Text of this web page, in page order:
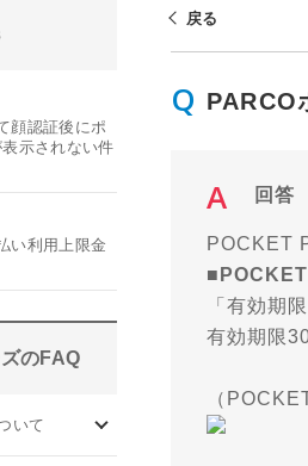
顔認証後にポ
示されない件
い利用上限金
のFAQ
いて
戻る
PARCO
回答
POCKET
「有効期
有効期限
（